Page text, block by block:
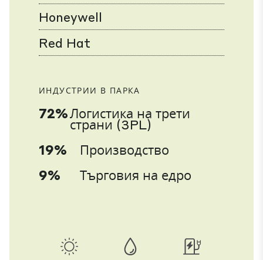
Honeywell
Red Hat
ИНДУСТРИИ В ПАРКА
72%Логистика на трети
страни (3PL)
19%
Производство
9%
Търговия на едро